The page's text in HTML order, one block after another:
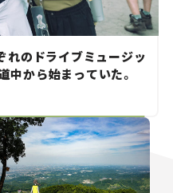
れのドライブミュージッ
中から始まっていた。